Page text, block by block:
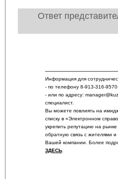
Ответ
Информация для
- по телефону 8-913-316-9570
- или по адресу:
специалист.
Вы можете повлиять на
списку в «Электронном
укрепить репутацию на
обратную связь с жителями и
Вашей компании. Более
ЗДЕСЬ